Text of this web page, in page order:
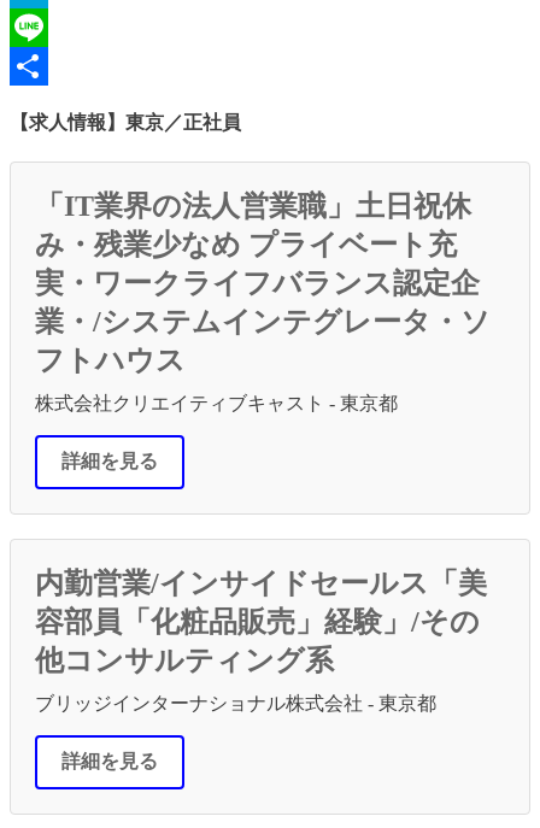
Hatena
Line
【求人情報】東京／正社員
「IT業界の法人営業職」土日祝休
み・残業少なめ プライベート充
実・ワークライフバランス認定企
業・/システムインテグレータ・ソ
フトハウス
株式会社クリエイティブキャスト - 東京都
詳細を見る
内勤営業/インサイドセールス「美
容部員「化粧品販売」経験」/その
他コンサルティング系
ブリッジインターナショナル株式会社 - 東京都
詳細を見る